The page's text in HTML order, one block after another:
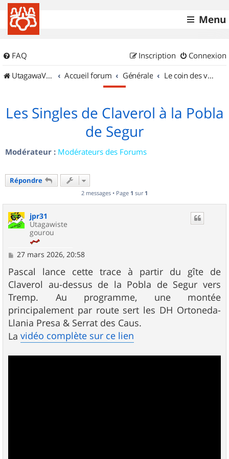
Menu
FAQ Connexion
Inscription
UtagawaVTT (Randos VTT et VTTAE avec traces GPS)
Accueil forum Générale Le coin des vidéastes
Les Singles de Claverol à la Pobla
de Segur
Modérateur : Modérateurs des Forums
Répondre
2 messages • Page 1 sur 1
jpr31
Utagawiste
gourou
M
s
s
a
g
e
27 mars 2026, 20:58
Pascal lance cette trace à partir du gîte de
Claverol au-dessus de la Pobla de Segur vers
Tremp. Au programme, une montée
principalement par route sert les DH Ortoneda-
Llania Presa & Serrat des Caus.
La vidéo complète sur ce lien